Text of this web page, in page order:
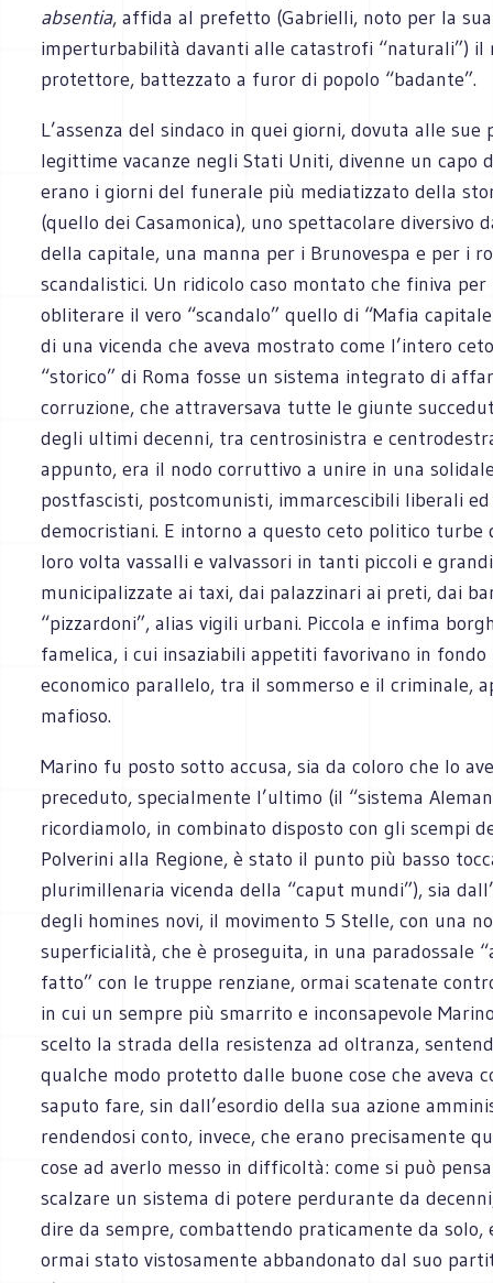
absentia, affida al prefetto (Gabrielli, noto per la sua
imperturbabilità davanti alle catastrofi “naturali”) il
protettore, battezzato a furor di popolo “badante”.
L’assenza del sindaco in quei giorni, dovuta alle sue
legittime vacanze negli Stati Uniti, divenne un capo
erano i giorni del funerale più mediatizzato della
(quello dei Casamonica), uno spettacolare diversivo
della capitale, una manna per i Brunovespa e per i
scandalistici. Un ridicolo caso montato che finiva
obliterare il vero “scandalo” quello di “Mafia
di una vicenda che aveva mostrato come l’intero
“storico” di Roma fosse un sistema integrato di
corruzione, che attraversava tutte le giunte
degli ultimi decenni, tra centrosinistra e
appunto, era il nodo corruttivo a unire in una
postfascisti, postcomunisti, immarcescibili liberali
democristiani. E intorno a questo ceto politico turbe
loro volta vassalli e valvassori in tanti piccoli e
municipalizzate ai taxi, dai palazzinari ai preti, dai
“pizzardoni”, alias vigili urbani. Piccola e infima
famelica, i cui insaziabili appetiti favorivano in fondo
economico parallelo, tra il sommerso e il criminale,
mafioso.
Marino fu posto sotto accusa, sia da coloro che lo
preceduto, specialmente l’ultimo (il “sistema
ricordiamolo, in combinato disposto con gli scempi
Polverini alla Regione, è stato il punto più basso
plurimillenaria vicenda della “caput mundi”), sia
degli homines novi, il movimento 5 Stelle, con una
superficialità, che è proseguita, in una paradossale
fatto” con le truppe renziane, ormai scatenate
in cui un sempre più smarrito e inconsapevole
scelto la strada della resistenza ad oltranza,
qualche modo protetto dalle buone cose che aveva
saputo fare, sin dall’esordio della sua azione
rendendosi conto, invece, che erano precisamente
cose ad averlo messo in difficoltà: come si può
scalzare un sistema di potere perdurante da
dire da sempre, combattendo praticamente da solo,
ormai stato vistosamente abbandonato dal suo